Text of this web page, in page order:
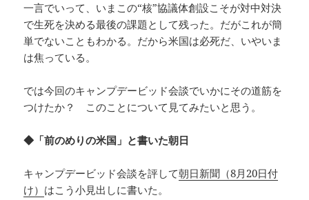
一言でいって、いまこの“核”協議体創設こそが対中対決
で生死を決める最後の課題として残った。だがこれが簡
単でないこともわかる。だから米国は必死だ、いやいま
は焦っている。
では今回のキャンプデービッド会談でいかにその道筋を
つけたか？ このことについて見てみたいと思う。
◆「前のめりの米国」と書いた朝日
キャンプデービッド会談を評して朝日新聞（8月20日付
け） はこう小見出しに書いた。